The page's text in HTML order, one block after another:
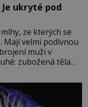
ukryté pod
ze kterých se
Mají velmi podivnou
muži v
zubožená těla
1945, druhá
Stolpsee